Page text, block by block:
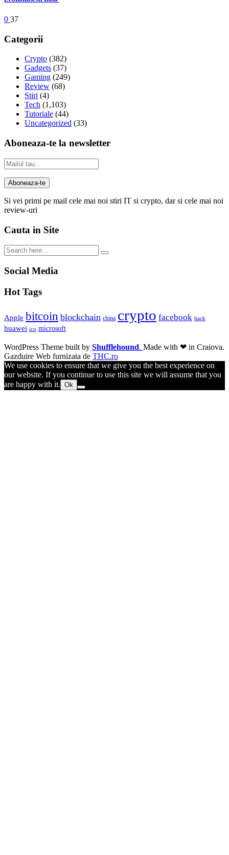
0 37
Categorii
Crypto (382)
Gadgets (37)
Gaming (249)
Review (68)
Stiri (4)
Tech (1,103)
Tutoriale (44)
Uncategorized (33)
Aboneaza-te la newsletter
Si vei primi pe mail cele mai noi stiri IT si crypto, dar si cele mai noi
review-uri
Cauta in Site
Social Media
Hot Tags
Apple bitcoin blockchain china crypto facebook hack
huawei ico microsoft
WordPress Theme built by Shufflehound. Made with ❤ in Craiova.
Gazduire Web furnizata de THC.ro
We use cookies to ensure that we give you the best experience on
our website. If you continue to use this site we will assume that you
are happy with it. Ok